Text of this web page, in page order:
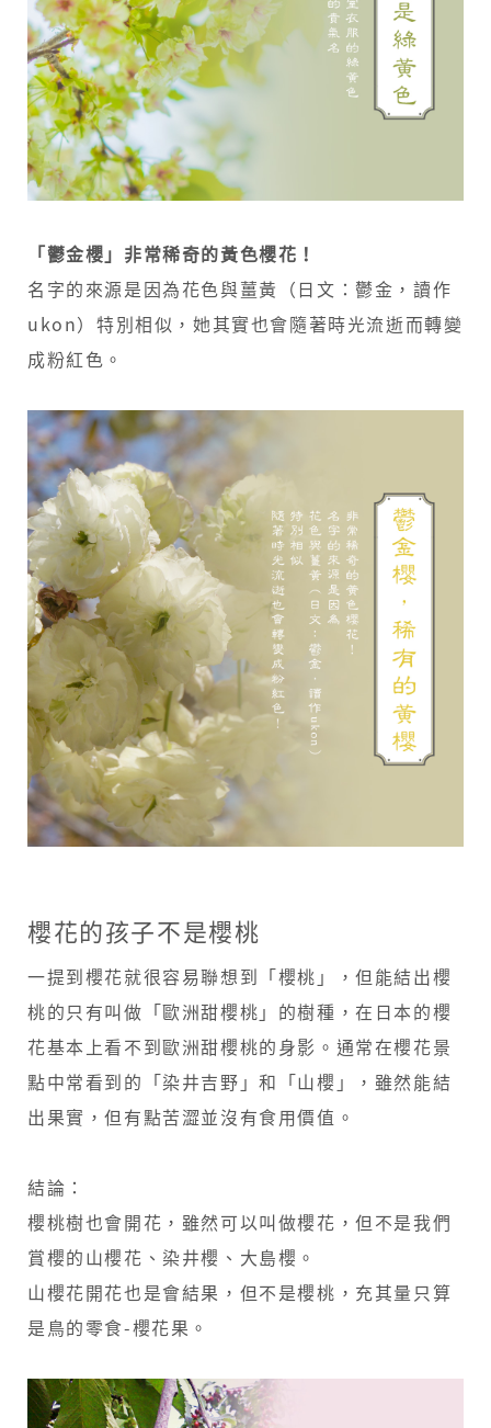
「鬱金櫻」非常稀奇的黃色櫻花！
名字的來源是因為花色與薑黃（日文：鬱金，讀作
ukon）特別相似，她其實也會隨著時光流逝而轉變
成粉紅色。
櫻花的孩子不是櫻桃
一提到櫻花就很容易聯想到「櫻桃」，但能結出櫻
桃的只有叫做「歐洲甜櫻桃」的樹種，在日本的櫻
花基本上看不到歐洲甜櫻桃的身影。​通常在櫻花景
點中常看到的「染井吉野」和「山櫻」，雖然能結
出果實，但有點苦澀並沒有食用價值。
結論：
櫻桃樹也會開花，雖然可以叫做櫻花，但不是我們
賞櫻的山櫻花、染井櫻、大島櫻。​
山櫻花開花也是會結果，但不是櫻桃，充其量只算
是鳥的零食-櫻花果。